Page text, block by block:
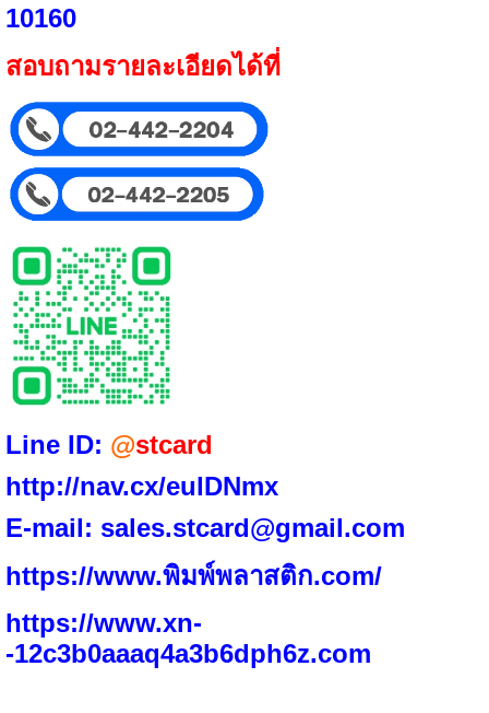
10160
สอบถามรายละเอียดได้ที่
Line ID: @stcard
http://nav.cx/eulDNmx
E-mail: sales.stcard@gmail.com
https://www.พิมพ์พลาสติก.com/
https://www.xn-
-12c3b0aaaq4a3b6dph6z.com